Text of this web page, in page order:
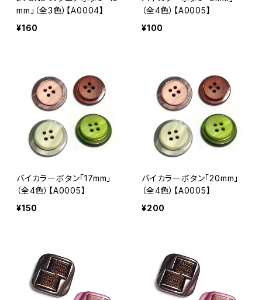
mm」（全3色）【A0004】
¥160
（全4色）【A0005】
¥100
バイカラーボタン「17mm」
（全4色）【A0005】
¥150
バイカラーボタン「20mm」
（全4色）【A0005】
¥200